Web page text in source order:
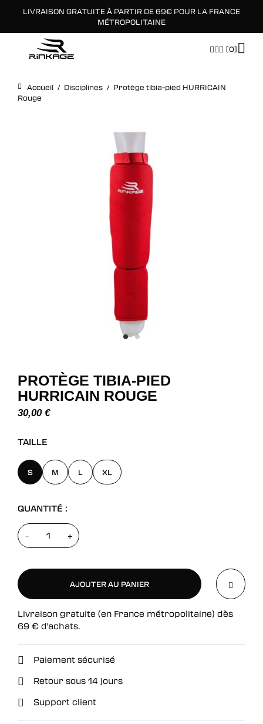
LIVRAISON GRATUITE À PARTIR DE 69€ POUR LA FRANCE
MÉTROPOLITAINE
[0]
Accueil / Disciplines / Protège tibia-pied HURRICAIN
Rouge
PROTÈGE TIBIA-PIED
HURRICAIN ROUGE
30,00 €
TAILLE
S M L XL
QUANTITÉ :
- +
AJOUTER AU PANIER
AJOUTER AU PANIER
Livraison gratuite (en France métropolitaine) dès
69 € d'achats.
Paiement sécurisé
Retour sous 14 jours
Support client